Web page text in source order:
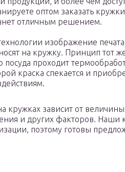
оптом заказать
отличным решением.
изображение
на кружку. Принцип тот
проходит
краска спекается и
кружках зависит от
и других факторов. Наши
поэтому готовы